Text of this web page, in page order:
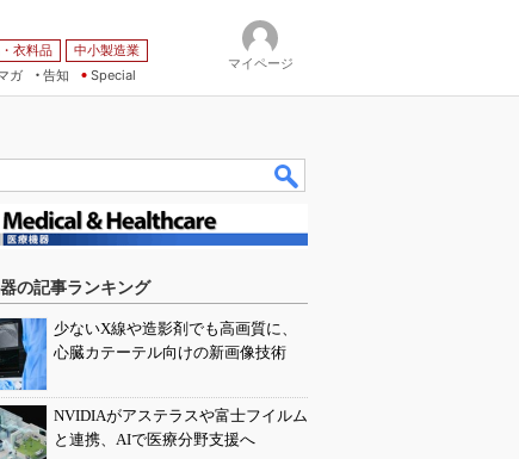
衣料品
中小製造業
ガ
告知 Special
マイページ
の記事ランキング
少ないX線や造影剤でも高画質に、
心臓カテーテル向けの新画像技術
NVIDIAがアステラスや富士フイルム
と連携、AIで医療分野支援へ